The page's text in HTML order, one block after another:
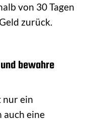
von 30 Tagen
zurück.
bewahre
nur ein
auch eine